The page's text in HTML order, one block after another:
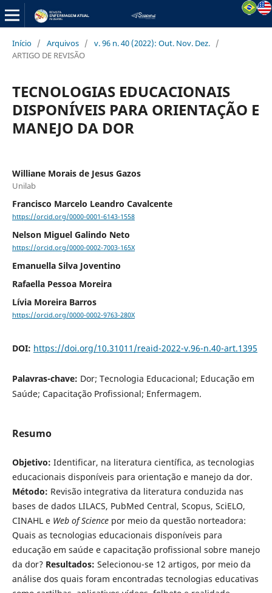
Início / Arquivos / v. 96 n. 40 (2022): Out. Nov. Dez. /
ARTIGO DE REVISÃO
TECNOLOGIAS EDUCACIONAIS
DISPONÍVEIS PARA ORIENTAÇÃO E
MANEJO DA DOR
Williane Morais de Jesus Gazos
Unilab
Francisco Marcelo Leandro Cavalcente
https://orcid.org/0000-0001-6143-1558
Nelson Miguel Galindo Neto
https://orcid.org/0000-0002-7003-165X
Emanuella Silva Joventino
Rafaella Pessoa Moreira
Lívia Moreira Barros
https://orcid.org/0000-0002-9763-280X
DOI: https://doi.org/10.31011/reaid-2022-v.96-n.40-art.1395
Palavras-chave: Dor; Tecnologia Educacional; Educação em
Saúde; Capacitação Profissional; Enfermagem.
Resumo
Objetivo: Identificar, na literatura científica, as tecnologias
educacionais disponíveis para orientação e manejo da dor.
Método: Revisão integrativa da literatura conduzida nas
bases de dados LILACS, PubMed Central, Scopus, SciELO,
CINAHL e Web of Sciencepor meio da questão norteadora:
Quais as tecnologias educacionais disponíveis para
educação em saúde e capacitação profissional sobre manejo
da dor? Resultados: Selecionou-se 12 artigos, por meio da
análise dos quais foram encontradas tecnologias educativas